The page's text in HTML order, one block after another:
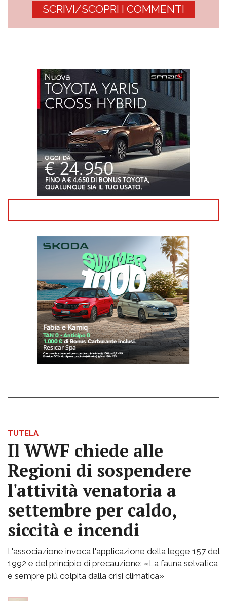
SCRIVI/SCOPRI I COMMENTI
TUTELA
Il WWF chiede alle
Regioni di sospendere
l'attività venatoria a
settembre per caldo,
siccità e incendi
L'associazione invoca l'applicazione della legge 157 del
1992 e del principio di precauzione: «La fauna selvatica
è sempre più colpita dalla crisi climatica»